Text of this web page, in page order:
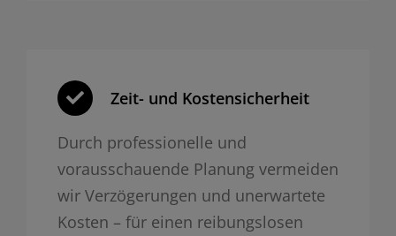
Zeit- und Kosten­sicherheit
Durch professionelle und
vorausschauende Planung vermeiden
wir Verzögerungen und unerwartete
Kosten – für einen reibungslosen